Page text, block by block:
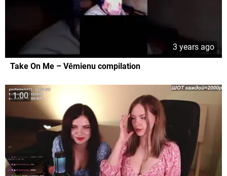
3 years ago
Take On Me – Vēmienu compilation
1:00